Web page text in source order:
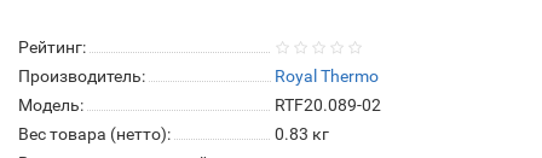
Рейтинг:
Производитель:
Royal Thermo
Модель:
RTF20.089-02
Вес товара (нетто):
0.83 кг